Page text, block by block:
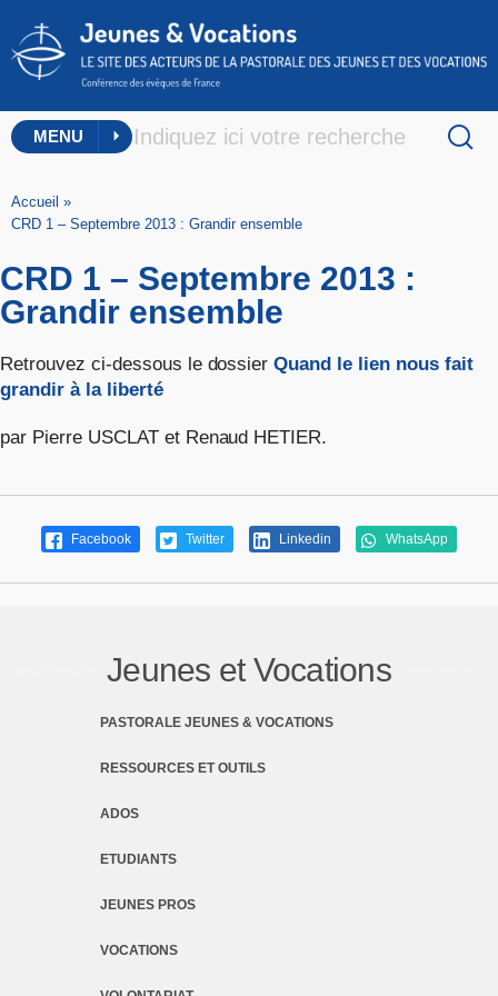
MENU
Accueil »
CRD 1 – Septembre 2013 : Grandir ensemble
CRD 1 – Septembre 2013 :
Grandir ensemble
Retrouvez ci-dessous le dossierQuand le lien nous fait
grandir à la liberté
par Pierre USCLAT et Renaud HETIER.
Facebook Twitter Linkedin WhatsApp
Jeunes et Vocations
PASTORALE JEUNES & VOCATIONS
RESSOURCES ET OUTILS
ADOS
ETUDIANTS
JEUNES PROS
VOCATIONS